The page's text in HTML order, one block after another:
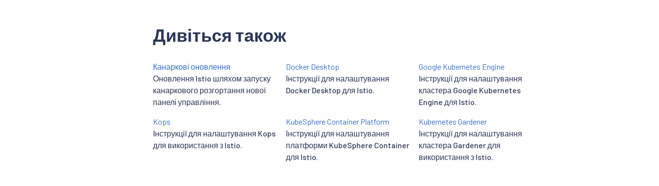
Дивіться також
Канаркові оновлення
Оновлення Istio шляхом запуску
канаркового розгортання нової
панелі управління.
Docker Desktop
Інструкції для налаштування
Docker Desktop для Istio.
Google Kubernetes Engine
Інструкції для налаштування
кластера Google Kubernetes
Engine для Istio.
Kops
Інструкції для налаштування Kops
для використання з Istio.
KubeSphere Container Platform
Інструкції для налаштування
платформи KubeSphere Container
для Istio.
Kubernetes Gardener
Інструкції для налаштування
кластера Gardener для
використання з Istio.